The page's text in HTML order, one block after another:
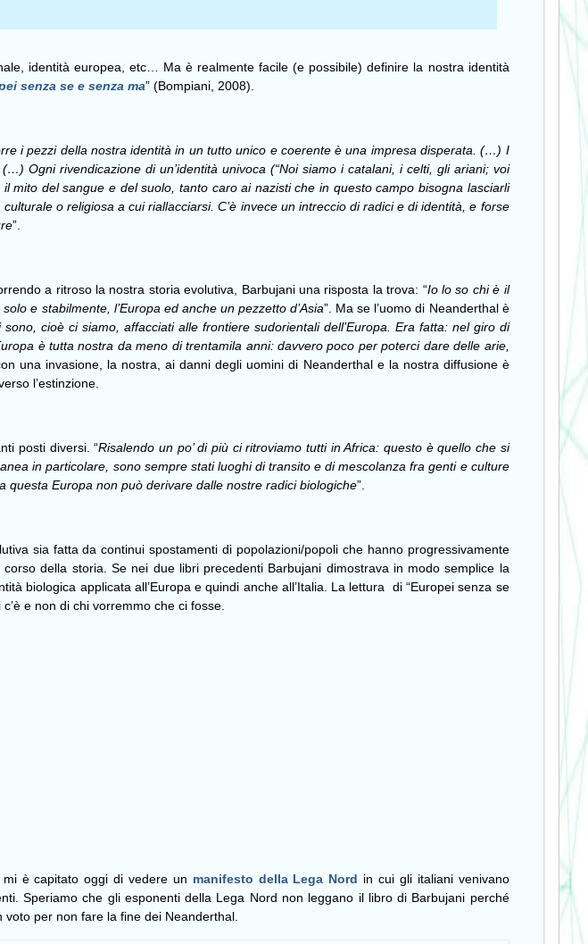
identità europea, etc… Ma è realmente facile (e possibile) definire la nostra identità
senza se e senza ma” (Bompiani, 2008).
i pezzi della nostra identità in un tutto unico e coerente è una impresa disperata. (…) I
Ogni rivendicazione di un’identità univoca (“Noi siamo i catalani, i celti, gli ariani; voi
mito del sangue e del suolo, tanto caro ai nazisti che in questo campo bisogna lasciarli
o religiosa a cui riallacciarsi. C’è invece un intreccio di radici e di identità, e forse
”.
a ritroso la nostra storia evolutiva, Barbujani una risposta la trova: “Io lo so chi è il
e stabilmente, l’Europa ed anche un pezzetto d’Asia”. Ma se l’uomo di Neanderthal è
cioè ci siamo, affacciati alle frontiere sudorientali dell’Europa. Era fatta: nel giro di
è tutta nostra da meno di trentamila anni: davvero poco per poterci dare delle arie,
una invasione, la nostra, ai danni degli uomini di Neanderthal e la nostra diffusione è
l’estinzione.
posti diversi. “Risalendo un po’ di più ci ritroviamo tutti in Africa: questo è quello che si
in particolare, sono sempre stati luoghi di transito e di mescolanza fra genti e culture
Europa non può derivare dalle nostre radici biologiche”.
sia fatta da continui spostamenti di popolazioni/popoli che hanno progressivamente
della storia. Se nei due libri precedenti Barbujani dimostrava in modo semplice la
biologica applicata all’Europa e quindi anche all’Italia. La lettura
di “Europei senza se
e non di chi vorremmo che ci fosse.
è capitato oggi di vedere un manifesto della Lega Nord in cui gli italiani venivano
Speriamo che gli esponenti della Lega Nord non leggano il libro di Barbujani perché
per non fare la fine dei Neanderthal.